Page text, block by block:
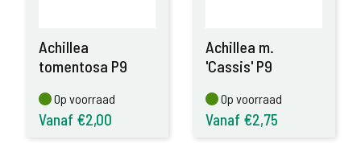
Achillea
tomentosa P9
Op voorraad
Op voorraad
Vanaf €2,00
Achillea m.
'Cassis' P9
Op voorraad
Op voorraad
Vanaf €2,75